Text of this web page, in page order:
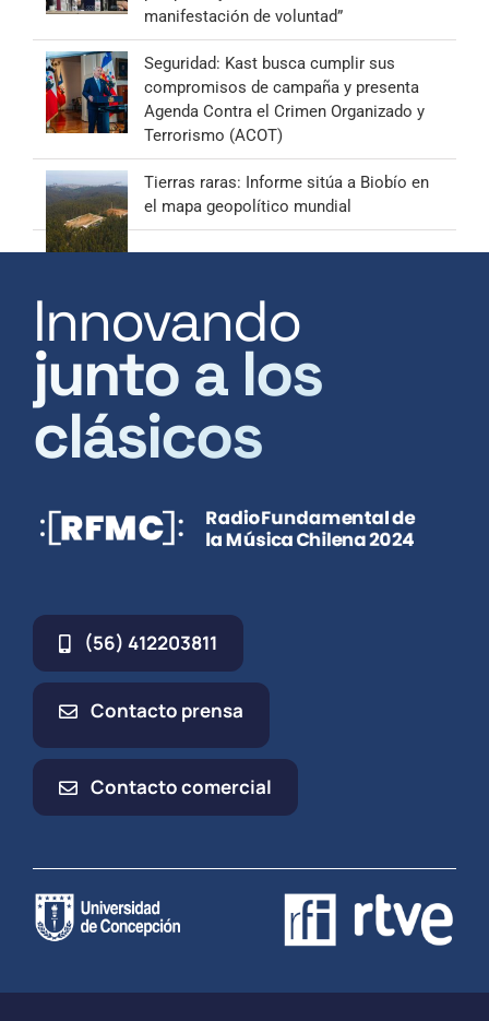
manifestación de voluntad”
Seguridad: Kast busca cumplir sus
compromisos de campaña y presenta
Agenda Contra el Crimen Organizado y
Terrorismo (ACOT)
Tierras raras: Informe sitúa a Biobío en
el mapa geopolítico mundial
Innovando
junto a los
clásicos
(56) 412203811
Contacto prensa
Contacto comercial